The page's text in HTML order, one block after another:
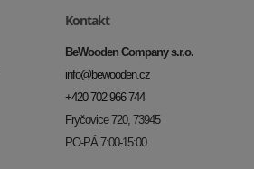
Kontakt
BeWooden Company s.r.o.
info@bewooden.cz
+420 702 966 744
Fryčovice 720, 73945
PO-PÁ 7:00-15:00